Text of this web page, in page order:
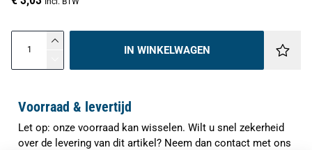
IN WINKELWAGEN
Voorraad & levertijd
Let op: onze voorraad kan wisselen. Wilt u snel zekerheid
over de levering van dit artikel? Neem dan contact met ons